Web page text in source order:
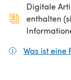
Digitale
enthalten
Was ist eine